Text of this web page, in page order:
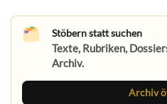
Stöbern statt suchen
Texte, Rubriken,
Archiv.
Archiv